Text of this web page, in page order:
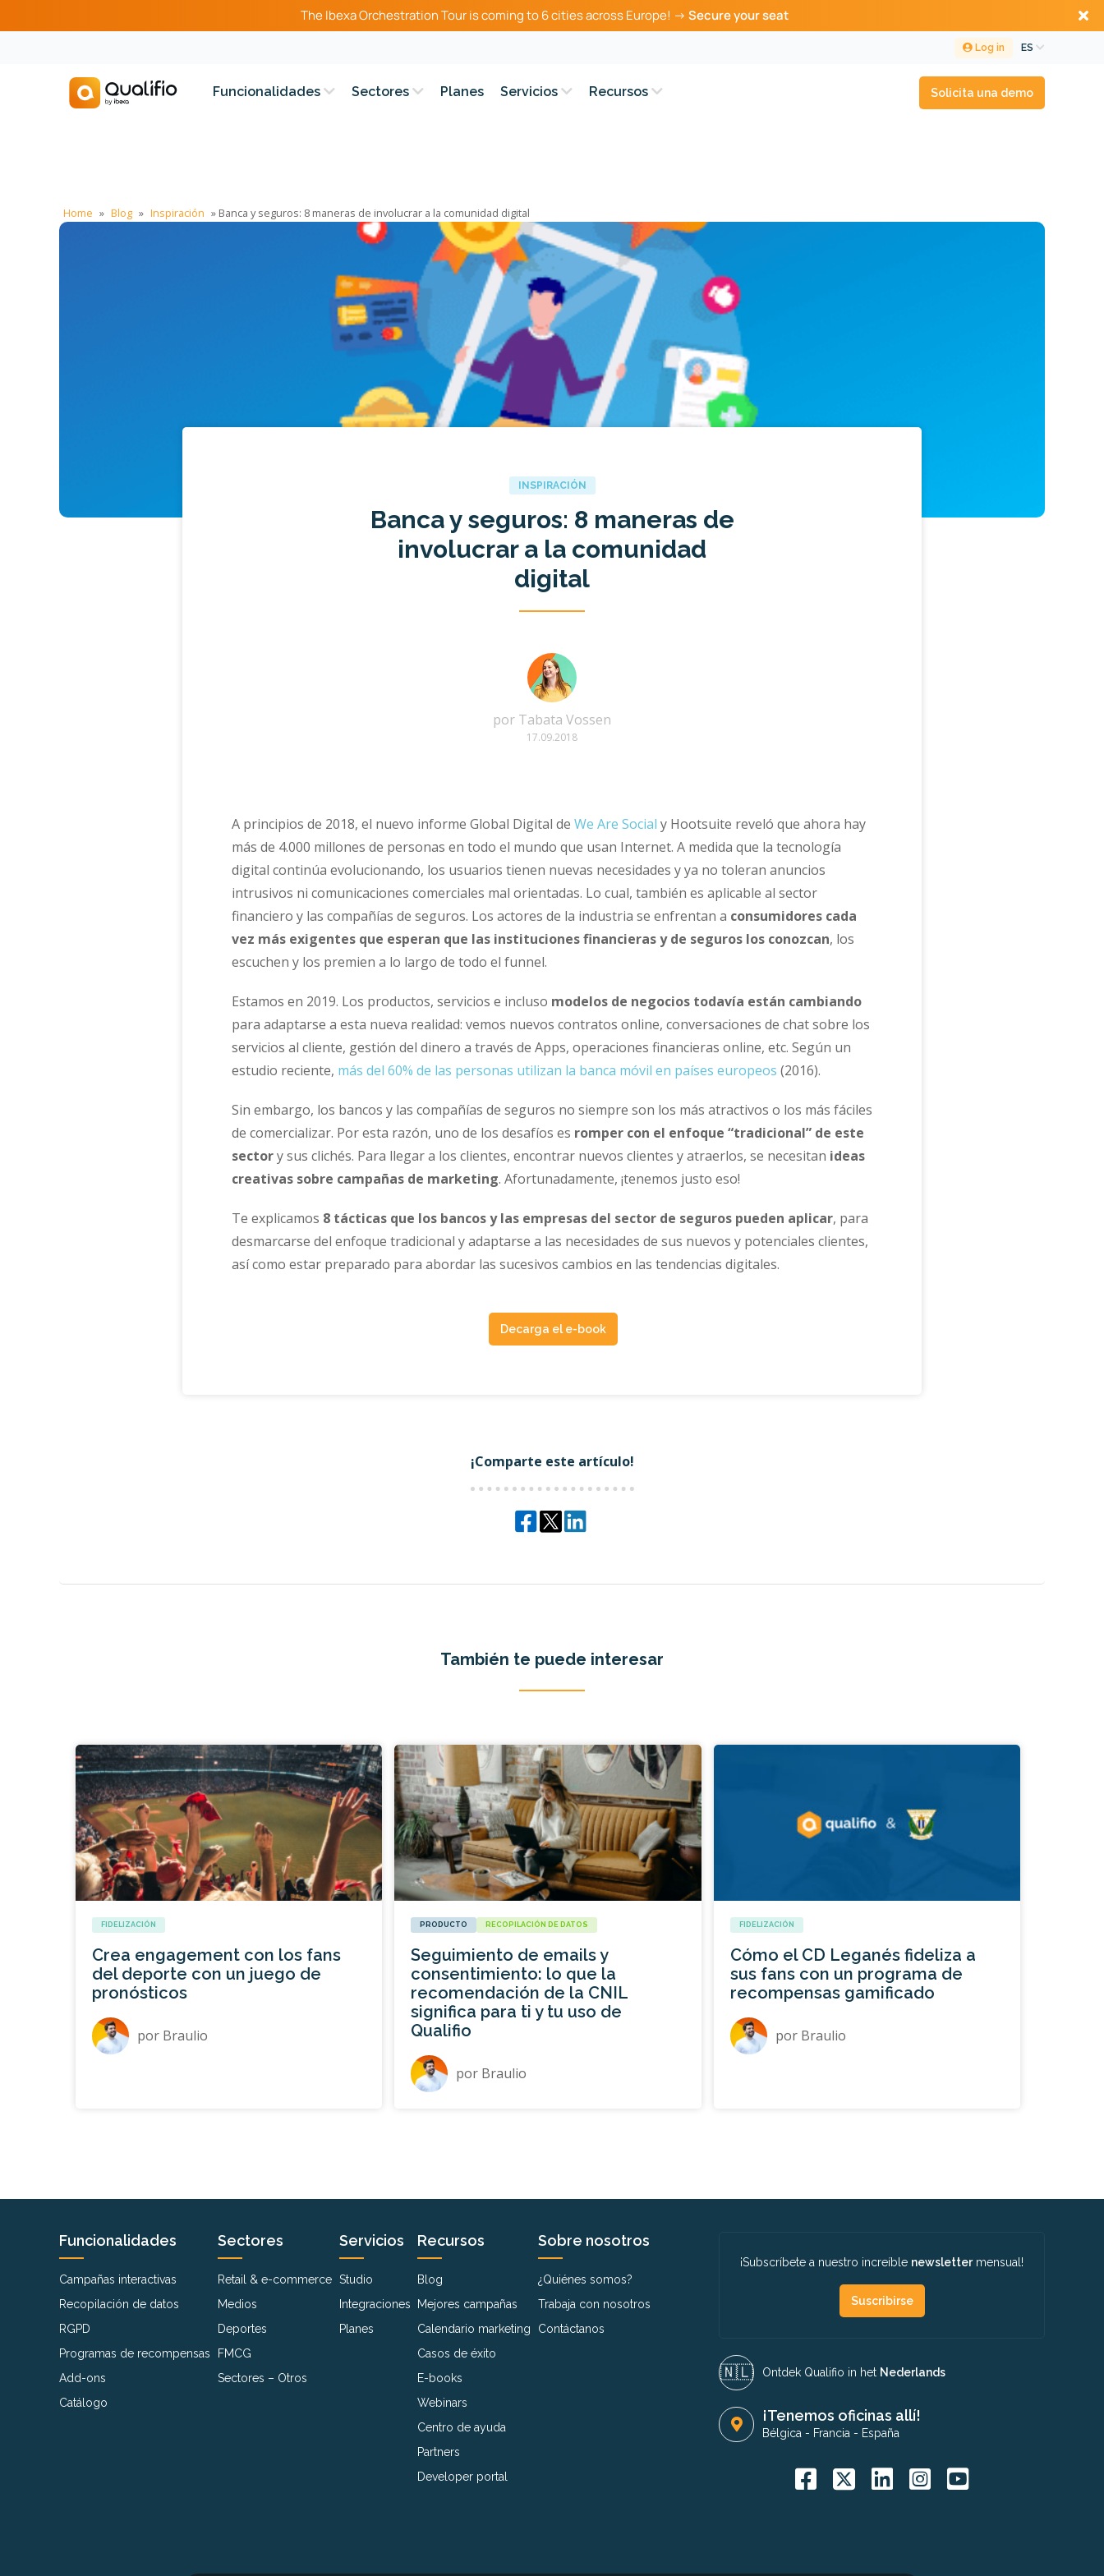
The Ibexa Orchestration Tour is coming to 6 cities across Europe! → Secure your seat
ES
Log in
Funcionalidades Sectores Planes Servicios Recursos Solicita una demo
Home » Blog » Inspiración » Banca y seguros: 8 maneras de involucrar a la comunidad digital
INSPIRACIÓN
Banca y seguros: 8 maneras de
involucrar a la comunidad
digital
por Tabata Vossen
17.09.2018
A principios de 2018, el nuevo informe Global Digital de We Are Social y Hootsuite reveló que ahora hay
más de 4.000 millones de personas en todo el mundo que usan Internet. A medida que la tecnología
digital continúa evolucionando, los usuarios tienen nuevas necesidades y ya no toleran anuncios
intrusivos ni comunicaciones comerciales mal orientadas. Lo cual, también es aplicable al sector
financiero y las compañías de seguros. Los actores de la industria se enfrentan a consumidores cada
vez más exigentes que esperan que las instituciones financieras y de seguros los conozcan, los
escuchen y los premien a lo largo de todo el funnel.
Estamos en 2019. Los productos, servicios e incluso modelos de negocios todavía están cambiando
para adaptarse a esta nueva realidad: vemos nuevos contratos online, conversaciones de chat sobre los
servicios al cliente, gestión del dinero a través de Apps, operaciones financieras online, etc. Según un
estudio reciente, más del 60% de las personas utilizan la banca móvil en países europeos (2016).
Sin embargo, los bancos y las compañías de seguros no siempre son los más atractivos o los más fáciles
de comercializar. Por esta razón, uno de los desafíos es romper con el enfoque “tradicional” de este
sectory sus clichés. Para llegar a los clientes, encontrar nuevos clientes y atraerlos, se necesitan ideas
creativas sobre campañas de marketing. Afortunadamente, ¡tenemos justo eso!
Te explicamos 8 tácticas que los bancos y las empresas del sector de seguros pueden aplicar, para
desmarcarse del enfoque tradicional y adaptarse a las necesidades de sus nuevos y potenciales clientes,
así como estar preparado para abordar las sucesivos cambios en las tendencias digitales.
Decarga el e-book
¡Comparte este artículo!
También te puede interesar
FIDELIZACIÓN
Crea engagement con los fans
del deporte con un juego de
pronósticos
por Braulio
PRODUCTO RECOPILACIÓN DE DATOS
Seguimiento de emails y
consentimiento: lo que la
recomendación de la CNIL
significa para ti y tu uso de
Qualifio
por Braulio
FIDELIZACIÓN
Cómo el CD Leganés fideliza a
sus fans con un programa de
recompensas gamificado
por Braulio
Funcionalidades
Campañas interactivas
Recopilación de datos
RGPD
Programas de recompensas
Add-ons
Catálogo
Sectores
Retail & e-commerce
Medios
Deportes
FMCG
Sectores – Otros
Servicios
Studio
Integraciones
Planes
Recursos
Blog
Mejores campañas
Calendario marketing
Casos de éxito
E-books
Webinars
Centro de ayuda
Partners
Developer portal
Sobre nosotros
¿Quiénes somos?
Trabaja con nosotros
Contáctanos
¡Subscríbete a nuestro increíble newslettermensual!
Suscribirse
🇳🇱​ Ontdek Qualifio in het Nederlands
¡Tenemos oficinas allí!
Bélgica - Francia - España